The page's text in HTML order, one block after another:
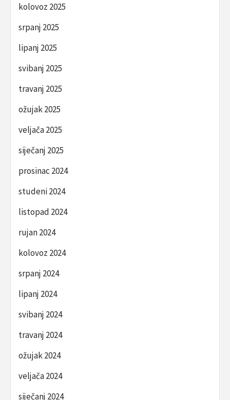
kolovoz 2025
srpanj 2025
lipanj 2025
svibanj 2025
travanj 2025
ožujak 2025
veljača 2025
siječanj 2025
prosinac 2024
studeni 2024
listopad 2024
rujan 2024
kolovoz 2024
srpanj 2024
lipanj 2024
svibanj 2024
travanj 2024
ožujak 2024
veljača 2024
siječanj 2024